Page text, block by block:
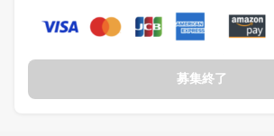
募集終了